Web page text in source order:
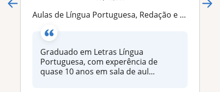
Aulas de Língua Portuguesa, Redação e Reforço
Graduado em Letras Língua
Portuguesa, com experência de
quase 10 anos em sala de aul...